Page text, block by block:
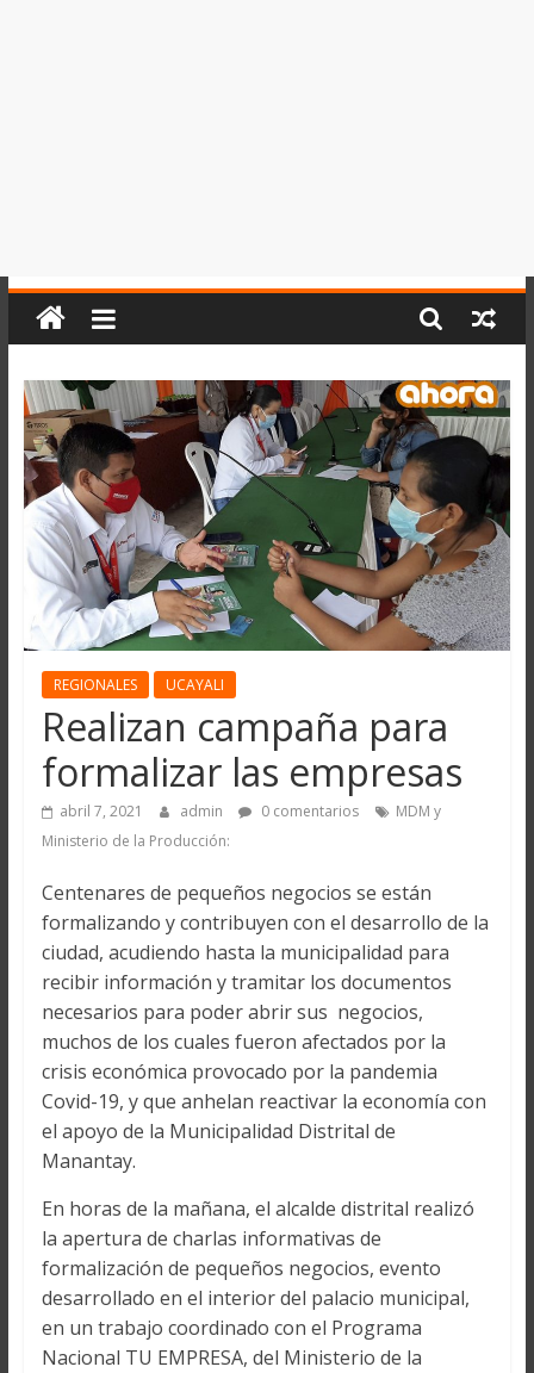
REGIONALES UCAYALI
Realizan campaña para
formalizar las empresas
abril 7, 2021 admin 0 comentarios
MDM y
Ministerio de la Producción:
Centenares de pequeños negocios se están
formalizando y contribuyen con el desarrollo de la
ciudad, acudiendo hasta la municipalidad para
recibir información y tramitar los documentos
necesarios para poder abrir sus negocios,
muchos de los cuales fueron afectados por la
crisis económica provocado por la pandemia
Covid-19, y que anhelan reactivar la economía con
el apoyo de la Municipalidad Distrital de
Manantay.
En horas de la mañana, el alcalde distrital realizó
la apertura de charlas informativas de
formalización de pequeños negocios, evento
desarrollado en el interior del palacio municipal,
en un trabajo coordinado con el Programa
Nacional TU EMPRESA, del Ministerio de la